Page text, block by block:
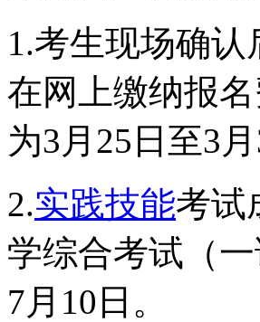
1.考生现场确
在网上缴纳报
为3月25日至3月
2.实践技能考试
学综合考试（
7月10日。